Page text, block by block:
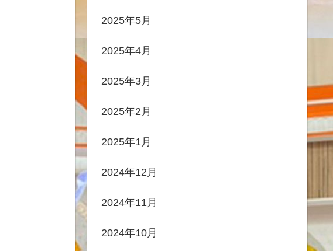
2025年5月
2025年4月
2025年3月
2025年2月
2025年1月
2024年12月
2024年11月
2024年10月